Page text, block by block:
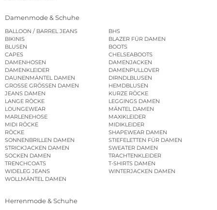
Damenmode & Schuhe
BALLOON / BARREL JEANS
BHS
BIKINIS
BLAZER FÜR DAMEN
BLUSEN
BOOTS
CAPES
CHELSEABOOTS
DAMENHOSEN
DAMENJACKEN
DAMENKLEIDER
DAMENPULLOVER
DAUNENMÄNTEL DAMEN
DIRNDLBLUSEN
GROSSE GRÖSSEN DAMEN
HEMDBLUSEN
JEANS DAMEN
KURZE RÖCKE
LANGE RÖCKE
LEGGINGS DAMEN
LOUNGEWEAR
MÄNTEL DAMEN
MARLENEHOSE
MAXIKLEIDER
MIDI RÖCKE
MIDIKLEIDER
RÖCKE
SHAPEWEAR DAMEN
SONNENBRILLEN DAMEN
STIEFELETTEN FÜR DAMEN
STRICKJACKEN DAMEN
SWEATER DAMEN
SOCKEN DAMEN
TRACHTENKLEIDER
TRENCHCOATS
T-SHIRTS DAMEN
WIDELEG JEANS
WINTERJACKEN DAMEN
WOLLMÄNTEL DAMEN
Herrenmode & Schuhe